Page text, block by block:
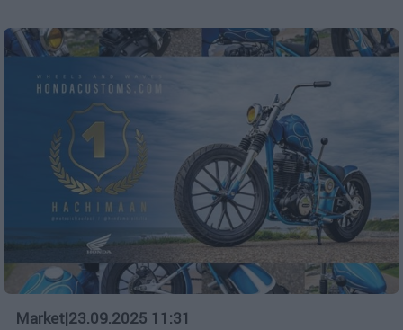
Market|23.09.2025 11:31